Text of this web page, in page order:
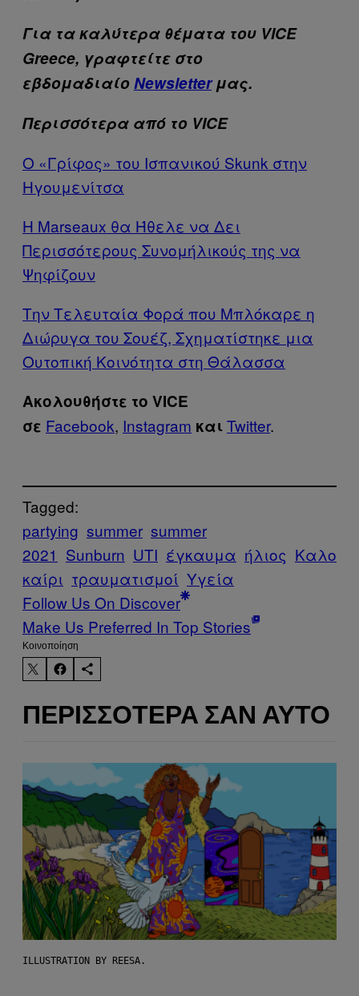
Για τα καλύτερα θέματα του VICE
Greece, γραφτείτε στο
εβδομαδιαίοNewsletterμας.
Περισσότερα από το VICE
Ο «Γρίφος» του Ισπανικού Skunk στην
Ηγουμενίτσα
Η Marseaux θα Ήθελε να Δει
Περισσότερους Συνομήλικούς της να
Ψηφίζουν
Την Τελευταία Φορά που Μπλόκαρε η
Διώρυγα του Σουέζ, Σχηματίστηκε μια
Ουτοπική Κοινότητα στη Θάλασσα
Ακολουθήστε το VICE
σε Facebook, Instagram και Twitter.
Tagged:
partying summer summer
2021 Sunburn UTI έγκαυμα ήλιος Καλο
καίρι τραυματισμοί Υγεία
Follow Us On Discover
Make Us Preferred In Top Stories
Kοινοποίηση
ΠΕΡΙΣΣΌΤΕΡΑ ΣΑΝ ΑΥΤΌ
ILLUSTRATION BY REESA.